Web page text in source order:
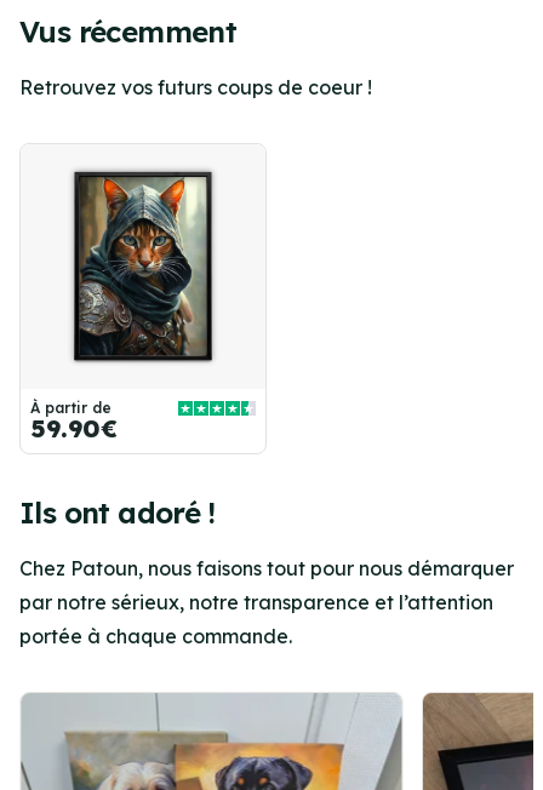
Vus récemment
Retrouvez vos futurs coups de coeur !
À partir de
59.90€
Ils ont adoré !
Chez Patoun, nous faisons tout pour nous démarquer
par notre sérieux, notre transparence et l’attention
portée à chaque commande.